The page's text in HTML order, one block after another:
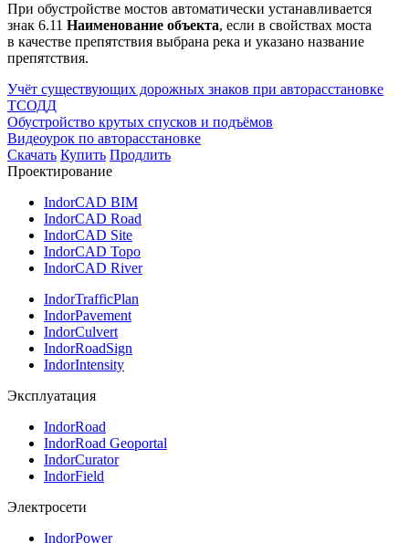
При обустройстве мостов автоматически устанавливается
знак 6.11 Наименование объекта, если в свойствах моста
в качестве препятствия выбрана река и указано название
препятствия.
Учёт существующих дорожных знаков при авторасстановке
ТСОДД
Обустройство крутых спусков и подъёмов
Видеоурок по авторасстановке
Скачать Купить Продлить
Проектирование
IndorCAD BIM
IndorCAD Road
IndorCAD Site
IndorCAD Topo
IndorCAD River
IndorTrafficPlan
IndorPavement
IndorCulvert
IndorRoadSign
IndorIntensity
Эксплуатация
IndorRoad
IndorRoad Geoportal
IndorCurator
IndorField
Электросети
IndorPower